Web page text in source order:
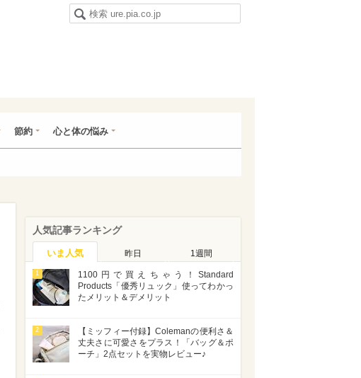
節約 心と体の悩み
人気記事ランキング
いま人気 昨日 1週間
1
1100円で買えちゃう！Standard
Products「優秀リュック」使ってわかっ
たメリット＆デメリット
2
【ミッフィー付録】Colemanの便利さ＆
丈夫さに可愛さをプラス！「バッグ＆ポ
ーチ」2点セットを実物レビュー♪